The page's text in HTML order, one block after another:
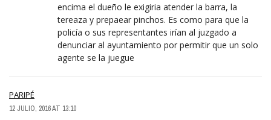
encima el dueño le exigiria atender la barra, la
tereaza y prepaear pinchos. Es como para que la
policía o sus representantes irían al juzgado a
denunciar al ayuntamiento por permitir que un solo
agente se la juegue
PARIPÉ
12 JULIO, 2016 AT 13:10